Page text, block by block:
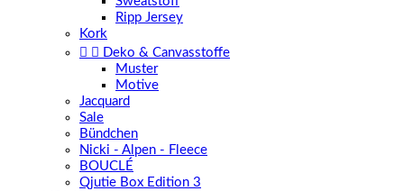
Ripp Jersey
Kork
  Deko & Canvasstoffe
Muster
Motive
Jacquard
Sale
Bündchen
Nicki - Alpen - Fleece
BOUCLÉ
Qjutie Box Edition 3